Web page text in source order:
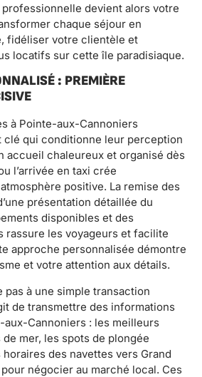
devient alors votre
chaque séjour en
fidéliser votre clientèle et
locatifs sur cette île paradisiaque.
: PREMIÈRE
à Pointe-aux-Cannoniers
clé qui conditionne leur perception
accueil chaleureux et organisé dès
l’arrivée en taxi crée
positive. La remise des
présentation détaillée du
disponibles et des
rassure les voyageurs et facilite
approche personnalisée démontre
et votre attention aux détails.
pas à une simple transaction
de transmettre des informations
Cannoniers : les meilleurs
mer, les spots de plongée
des navettes vers Grand
négocier au marché local. Ces